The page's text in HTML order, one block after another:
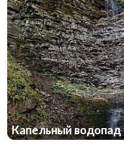
Капельный водопад